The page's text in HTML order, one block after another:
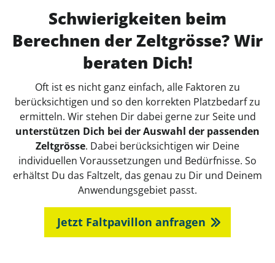
Schwierigkeiten beim
Berechnen der Zeltgrösse? Wir
beraten Dich!
Oft ist es nicht ganz einfach, alle Faktoren zu
berücksichtigen und so den korrekten Platzbedarf zu
ermitteln. Wir stehen Dir dabei gerne zur Seite und
unterstützen Dich bei der Auswahl der passenden
Zeltgrösse. Dabei berücksichtigen wir Deine
individuellen Voraussetzungen und Bedürfnisse. So
erhältst Du das Faltzelt, das genau zu Dir und Deinem
Anwendungsgebiet passt.
Jetzt Faltpavillon anfragen